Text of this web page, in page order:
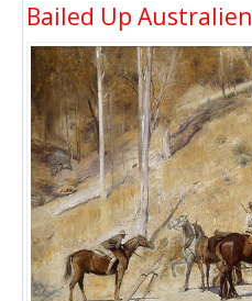
Bailed Up Australien